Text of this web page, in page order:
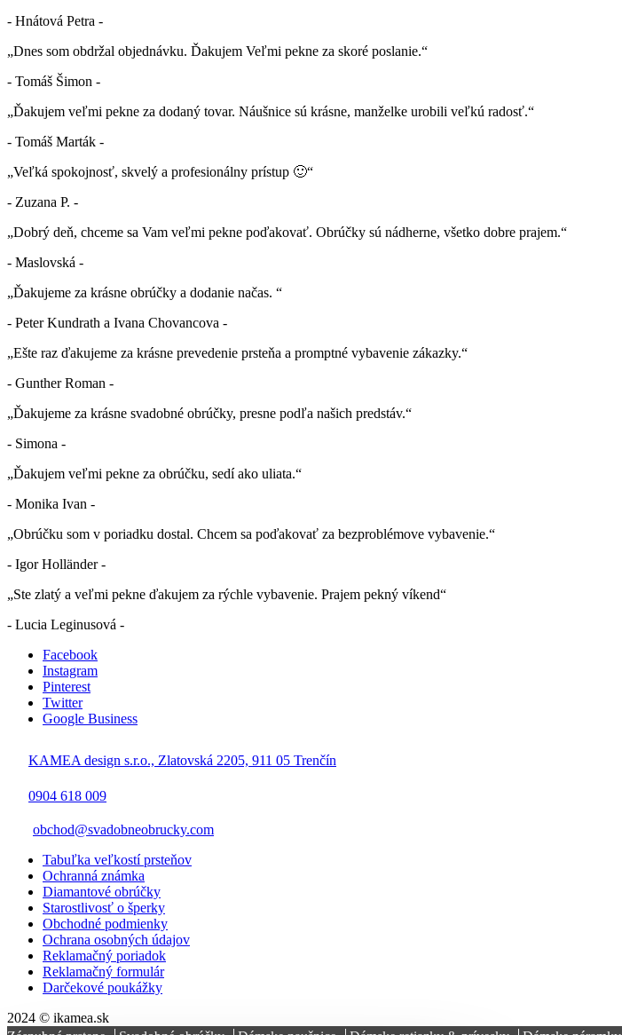
- Hnátová Petra -
„Dnes som obdržal objednávku. Ďakujem Veľmi pekne za skoré poslanie.“
- Tomáš Šimon -
„Ďakujem veľmi pekne za dodaný tovar. Náušnice sú krásne, manželke urobili veľkú radosť.“
- Tomáš Marták -
„Veľká spokojnosť, skvelý a profesionálny prístup 🙂“
- Zuzana P. -
„Dobrý deň, chceme sa Vam veľmi pekne poďakovať. Obrúčky sú nádherne, všetko dobre prajem.“
- Maslovská -
„Ďakujeme za krásne obrúčky a dodanie načas. “
- Peter Kundrath a Ivana Chovancova -
„Ešte raz ďakujeme za krásne prevedenie prsteňa a promptné vybavenie zákazky.“
- Gunther Roman -
„Ďakujeme za krásne svadobné obrúčky, presne podľa našich predstáv.“
- Simona -
„Ďakujem veľmi pekne za obrúčku, sedí ako uliata.“
- Monika Ivan -
„Obrúčku som v poriadku dostal. Chcem sa poďakovať za bezproblémove vybavenie.“
- Igor Holländer -
„Ste zlatý a veľmi pekne ďakujem za rýchle vybavenie. Prajem pekný víkend“
- Lucia Leginusová -
Facebook
Instagram
Pinterest
Twitter
Google Business
KAMEA design s.r.o., Zlatovská 2205, 911 05 Trenčín
0904 618 009
obchod@svadobneobrucky.com
Tabuľka veľkostí prsteňov
Ochranná známka
Diamantové obrúčky
Starostlivosť o šperky
Obchodné podmienky
Ochrana osobných údajov
Reklamačný poriadok
Reklamačný formulár
Darčekové poukážky
2024 © ikamea.sk